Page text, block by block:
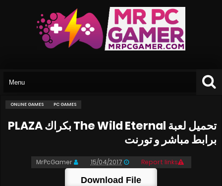
ONLINE GAMES PC GAMES
تحميل لعبة The Wild Eternal بكراك PLAZA
برابط مباشر و تورنت
MrPcGamer 15/04/2017 Report links
Download File